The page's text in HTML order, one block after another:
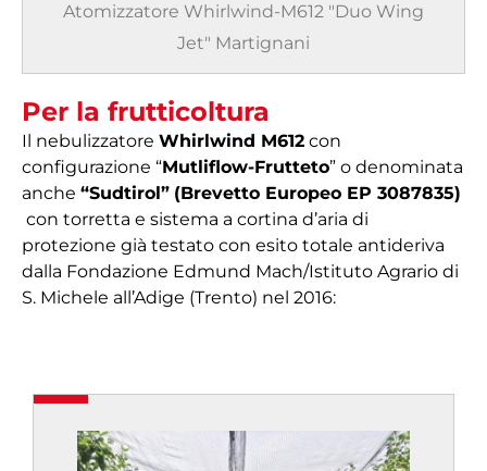
Atomizzatore Whirlwind-M612 "Duo Wing
Jet" Martignani
Per la frutticoltura
Il nebulizzatore Whirlwind M612 con
configurazione “Mutliflow-Frutteto” o denominata
anche “Sudtirol” (Brevetto Europeo EP 3087835)
con torretta e sistema a cortina d’aria di
protezione già testato con esito totale antideriva
dalla Fondazione Edmund Mach/Istituto Agrario di
S. Michele all’Adige (Trento) nel 2016: